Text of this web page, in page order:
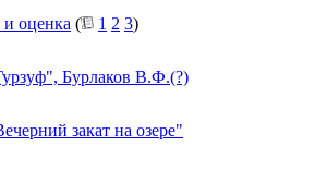
оценка ( 1 2 3)
Бурлаков В.Ф.(?)
закат на озере"